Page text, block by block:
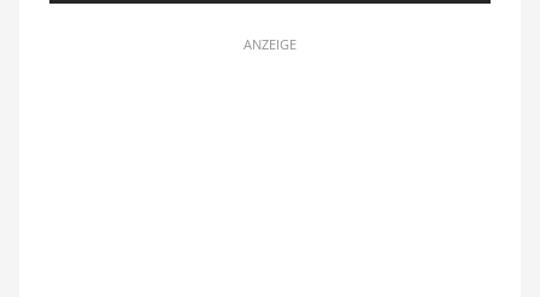
ANZEIGE